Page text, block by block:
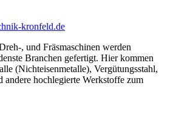
, und Fräsmaschinen werden
Branchen gefertigt. Hier kommen
(Nichteisenmetalle), Vergütungsstahl,
andere hochlegierte Werkstoffe zum